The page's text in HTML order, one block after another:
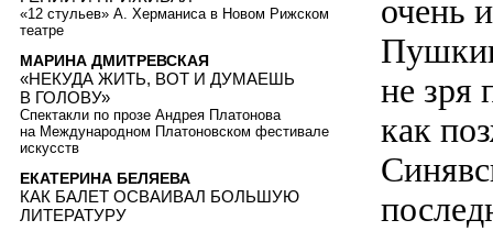
очень
не зря
как
«12 стульев» А. Херманиса в Новом Рижском
театре
МАРИНА ДМИТРЕВСКАЯ
«НЕКУДА ЖИТЬ, ВОТ И ДУМАЕШЬ
В ГОЛОВУ»
Спектакли по прозе Андрея Платонова
на Международном Платоновском фестивале
искусств
ЕКАТЕРИНА БЕЛЯЕВА
КАК БАЛЕТ ОСВАИВАЛ БОЛЬШУЮ
ЛИТЕРАТУРУ